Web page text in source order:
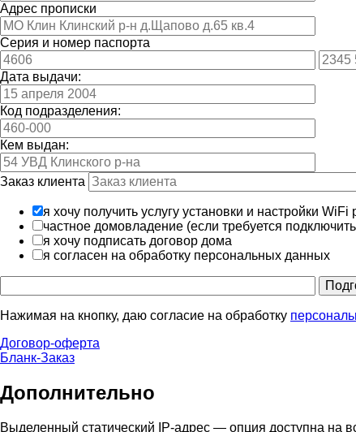
Адрес прописки
Серия и номер паспорта
Дата выдачи:
Код подразделения:
Кем выдан:
Заказ клиента
я хочу получить услугу установки и настройки WiFi
частное домовладение (если требуется
я хочу подписать договор дома
я согласен на обработку персональных данных
Нажимая на кнопку, даю согласие на обработку
Договор-оферта
Бланк-Заказ
Дополнительно
Выделенный статический IP-адрес — опция доступна на